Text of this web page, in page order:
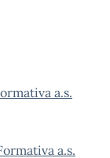
a.s.
a.s.